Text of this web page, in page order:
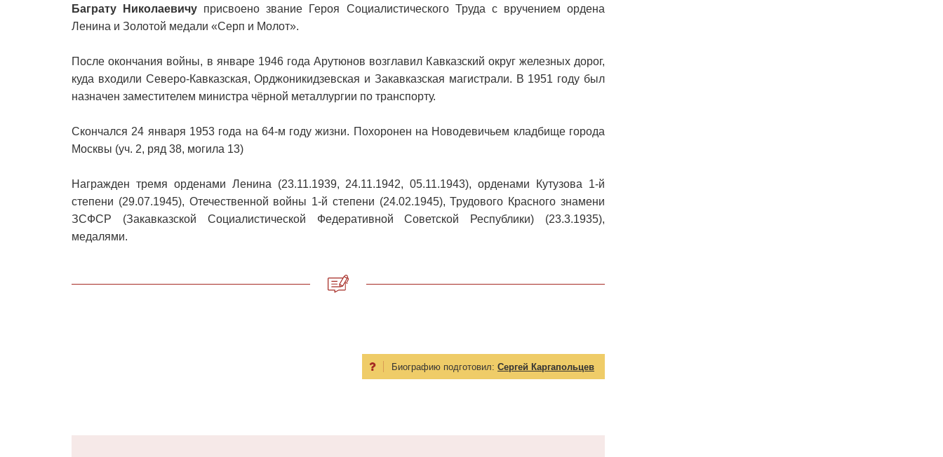
Баграту Николаевичу присвоено звание Героя Социалистического Труда с вручением ордена
Ленина и Золотой медали «Серп и Молот».
После окончания войны, в январе 1946 года Арутюнов возглавил Кавказский округ железных дорог,
куда входили Северо-Кавказская, Орджоникидзевская и Закавказская магистрали. В 1951 году был
назначен заместителем министра чёрной металлургии по транспорту.
Скончался 24 января 1953 года на 64-м году жизни. Похоронен на Новодевичьем кладбище города
Москвы (уч. 2, ряд 38, могила 13)
Награжден тремя орденами Ленина (23.11.1939, 24.11.1942, 05.11.1943), орденами Кутузова 1-й
степени (29.07.1945), Отечественной войны 1-й степени (24.02.1945), Трудового Красного знамени
ЗСФСР (Закавказской Социалистической Федеративной Советской Республики) (23.3.1935),
медалями.
Биографию подготовил: Сергей Каргапольцев